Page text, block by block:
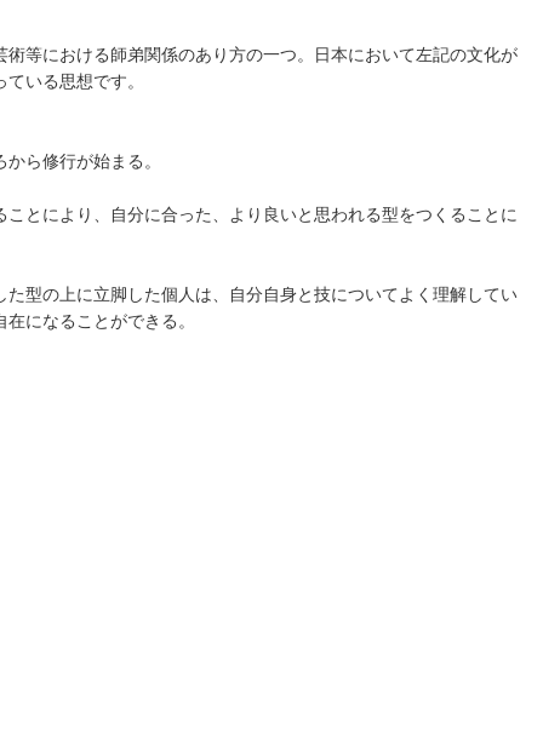
等における師弟関係のあり方の一つ。日本において左記の文化が
いる思想です。
ら修行が始まる。
とにより、自分に合った、より良いと思われる型をつくることに
型の上に立脚した個人は、自分自身と技についてよく理解してい
になることができる。